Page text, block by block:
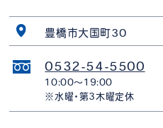
豊橋市大国町30
0532-54-5500
10:00〜19:00
※水曜・第3木曜定休